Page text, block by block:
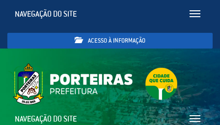
Toggle
NAVEGAÇÃO DO SITE
ACESSO À INFORMAÇÃO
Toggle
NAVEGAÇÃO DO SITE